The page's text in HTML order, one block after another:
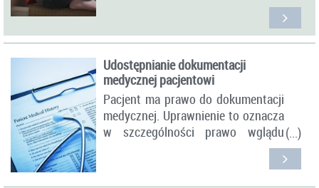
Udostępnianie dokumentacji
medycznej pacjentowi
Pacjent ma prawo do dokumentacji
medycznej. Uprawnienie to oznacza
w szczególności prawo wglądu
pacjenta i osób przez niego
upoważnionych w sporządzaną